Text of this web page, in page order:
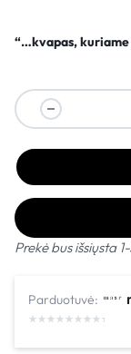
“…kvapas,
Prekė bus išsiųsta
Parduotuvė: